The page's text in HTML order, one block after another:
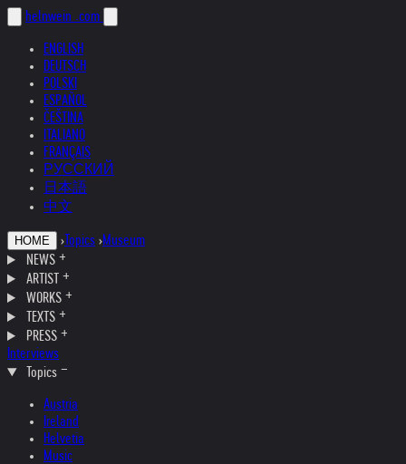
helnwein .com
ENGLISH
DEUTSCH
POLSKI
ESPAÑOL
ČEŠTINA
ITALIANO
FRANÇAIS
РУССКИЙ
日本語
中文
HOME › Topics ›Museum
NEWS
ARTIST
WORKS
TEXTS
PRESS
Interviews
Topics
Austria
Ireland
Helvetia
Music